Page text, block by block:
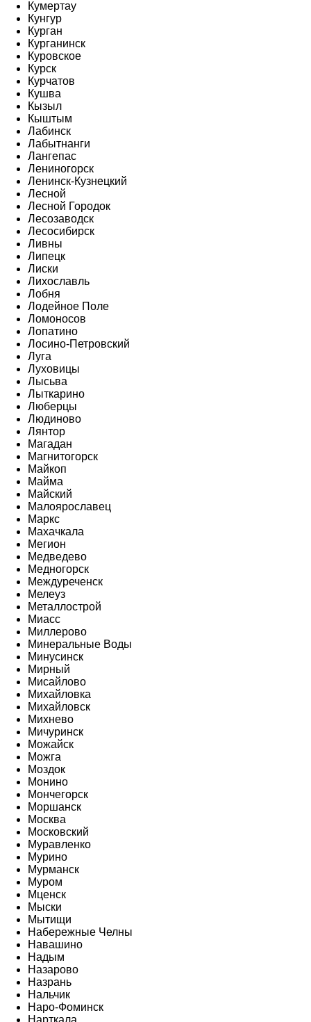
Кумертау
Кунгур
Курган
Курганинск
Куровское
Курск
Курчатов
Кушва
Кызыл
Кыштым
Лабинск
Лабытнанги
Лангепас
Лениногорск
Ленинск-Кузнецкий
Лесной
Лесной Городок
Лесозаводск
Лесосибирск
Ливны
Липецк
Лиски
Лихославль
Лобня
Лодейное Поле
Ломоносов
Лопатино
Лосино-Петровский
Луга
Луховицы
Лысьва
Лыткарино
Люберцы
Людиново
Лянтор
Магадан
Магнитогорск
Майкоп
Майма
Майский
Малоярославец
Маркс
Махачкала
Мегион
Медведево
Медногорск
Междуреченск
Мелеуз
Металлострой
Миасс
Миллерово
Минеральные Воды
Минусинск
Мирный
Мисайлово
Михайловка
Михайловск
Михнево
Мичуринск
Можайск
Можга
Моздок
Монино
Мончегорск
Моршанск
Москва
Московский
Муравленко
Мурино
Мурманск
Муром
Мценск
Мыски
Мытищи
Набережные Челны
Навашино
Надым
Назарово
Назрань
Нальчик
Наро-Фоминск
Нарткала